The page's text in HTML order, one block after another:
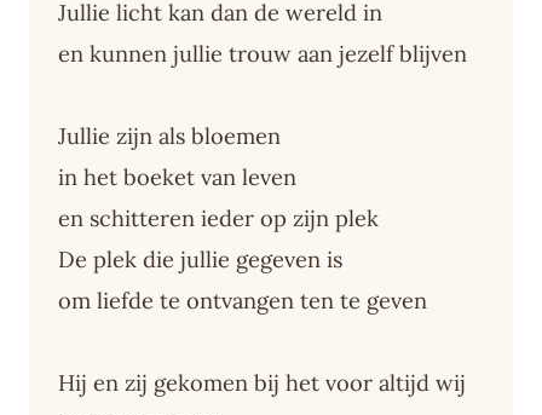
Jullie licht kan dan de wereld in
en kunnen jullie trouw aan jezelf blijven
Jullie zijn als bloemen
in het boeket van leven
en schitteren ieder op zijn plek
De plek die jullie gegeven is
om liefde te ontvangen ten te geven
Hij en zij gekomen bij het voor altijd wij